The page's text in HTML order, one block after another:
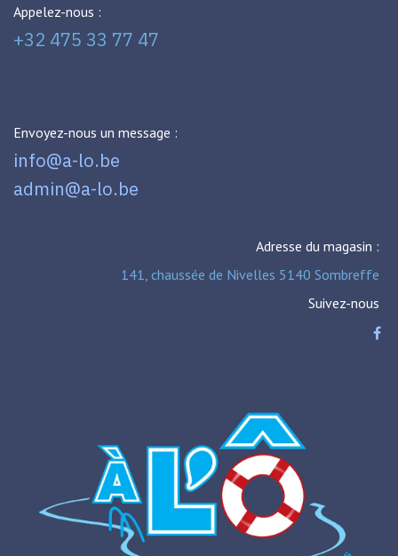
Appelez-nous :
+32 475 33 77 47
Envoyez-nous un message :
info@a-lo.be
admin@a-lo.be
Adresse du magasin :
141, chaussée de Nivelles 5140 Sombreffe
Suivez-nous